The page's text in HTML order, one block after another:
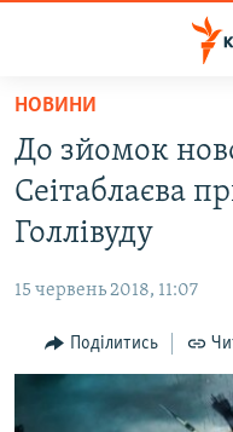
Перейти
основного
матеріалу
Перейти
до
основної
навігації
Перейти
до
ВОДА.КРИМ
ВІДЕО ТА ФОТО
БЛОГИ
ПОГЛЯД
ІНТЕРВ'Ю
НОВИНИ
До зйомок
Сеітаблаєва
Голлівуду
15 червень 2018, 11:07
Поділитись